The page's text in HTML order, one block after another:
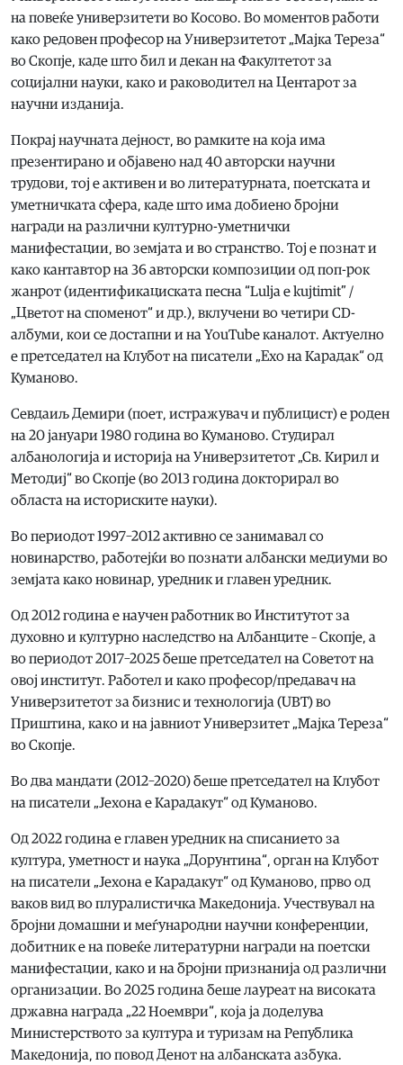
на повеќе универзитети во Косово. Во моментов работи
како редовен професор на Универзитетот „Мајка Тереза“
во Скопје, каде што бил и декан на Факултетот за
социјални науки, како и раководител на Центарот за
научни изданија.
Покрај научната дејност, во рамките на која има
презентирано и објавено над 40 авторски научни
трудови, тој е активен и во литературната, поетската и
уметничката сфера, каде што има добиено бројни
награди на различни културно-уметнички
манифестации, во земјата и во странство. Тој е познат и
како кантавтор на 36 авторски композиции од поп-рок
жанрот (идентификациската песна “Lulja e kujtimit” /
„Цветот на споменот“ и др.), вклучени во четири CD-
албуми, кои се достапни и на YouTube каналот. Актуелно
е претседател на Клубот на писатели „Ехо на Карадак“ од
Куманово.
Севдаиљ Демири (поет, истражувач и публицист) е роден
на 20 јануари 1980 година во Куманово. Студирал
албанологија и историја на Универзитетот „Св. Кирил и
Методиј“ во Скопје (во 2013 година докторирал во
областа на историските науки).
Во периодот 1997–2012 активно се занимавал со
новинарство, работејќи во познати албански медиуми во
земјата како новинар, уредник и главен уредник.
Од 2012 година е научен работник во Институтот за
духовно и културно наследство на Албанците – Скопје, а
во периодот 2017–2025 беше претседател на Советот на
овој институт. Работел и како професор/предавач на
Универзитетот за бизнис и технологија (UBT) во
Приштина, како и на јавниот Универзитет „Мајка Тереза“
во Скопје.
Во два мандати (2012–2020) беше претседател на Клубот
на писатели „Јехона е Карадакут“ од Куманово.
Од 2022 година е главен уредник на списанието за
култура, уметност и наука „Дорунтина“, орган на Клубот
на писатели „Јехона е Карадакут“ од Куманово, прво од
ваков вид во плуралистичка Македонија. Учествувал на
бројни домашни и меѓународни научни конференции,
добитник е на повеќе литературни награди на поетски
манифестации, како и на бројни признанија од различни
организации. Во 2025 година беше лауреат на високата
државна награда „22 Ноември“, која ја доделува
Министерството за култура и туризам на Република
Македонија, по повод Денот на албанската азбука.